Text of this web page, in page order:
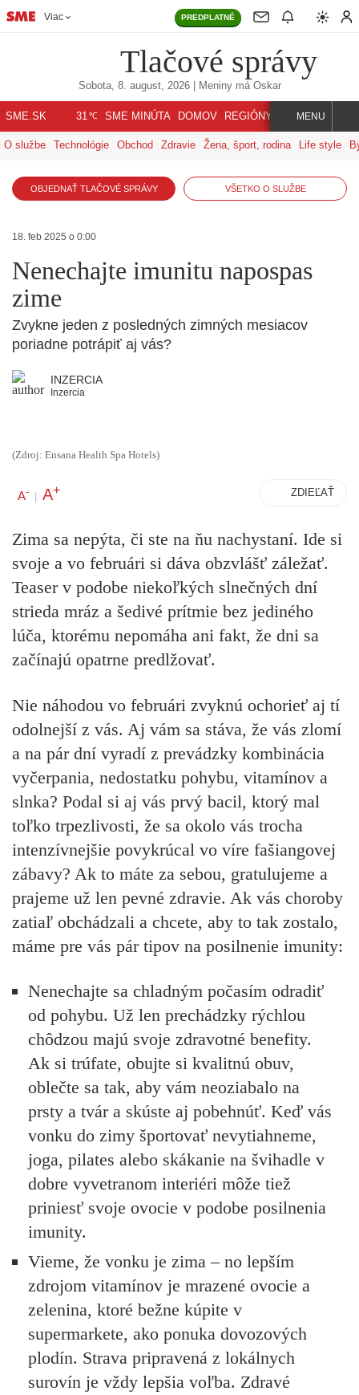
Viac PREDPLATNÉ
Tlačové správy
Sobota, 8. august, 2026| Meniny má Oskar
SME.SK 31℃ SME MINÚTA DOMOV REGIÓNY INDEX SVET
MENU
O službe Technológie Obchod Zdravie Žena, šport, rodina Life style
OBJEDNAŤ TLAČOVÉ SPRÁVY VŠETKO O SLUŽBE
18. feb 2025 o 0:00
Nenechajte imunitu napospas
zime
Zvykne jeden z posledných zimných mesiacov
poriadne potrápiť aj vás?
INZERCIA
Inzercia
(Zdroj: Ensana Health Spa Hotels)
A- | A+ ZDIEĽAŤ
Zima sa nepýta, či ste na ňu nachystaní. Ide si
svoje a vo februári si dáva obzvlášť záležať.
Teaser v podobe niekoľkých slnečných dní
strieda mráz a šedivé prítmie bez jediného
lúča, ktorému nepomáha ani fakt, že dni sa
začínajú opatrne predlžovať.
Nie náhodou vo februári zvyknú ochorieť aj tí
odolnejší z vás. Aj vám sa stáva, že vás zlomí
a na pár dní vyradí z prevádzky kombinácia
vyčerpania, nedostatku pohybu, vitamínov a
slnka? Podal si aj vás prvý bacil, ktorý mal
toľko trpezlivosti, že sa okolo vás trocha
intenzívnejšie povykrúcal vo víre fašiangovej
zábavy? Ak to máte za sebou, gratulujeme a
prajeme už len pevné zdravie. Ak vás choroby
zatiaľ obchádzali a chcete, aby to tak zostalo,
máme pre vás pár tipov na posilnenie imunity:
Nenechajte sa chladným počasím odradiť
od pohybu. Už len prechádzky rýchlou
chôdzou majú svoje zdravotné benefity.
Ak si trúfate, obujte si kvalitnú obuv,
oblečte sa tak, aby vám neoziabalo na
prsty a tvár a skúste aj pobehnúť. Keď vás
vonku do zimy športovať nevytiahneme,
joga, pilates alebo skákanie na švihadle v
dobre vyvetranom interiéri môže tiež
priniesť svoje ovocie v podobe posilnenia
imunity.
Vieme, že vonku je zima – no lepším
zdrojom vitamínov je mrazené ovocie a
zelenina, ktoré bežne kúpite v
supermarkete, ako ponuka dovozových
plodín. Strava pripravená z lokálnych
surovín je vždy lepšia voľba. Zdravé